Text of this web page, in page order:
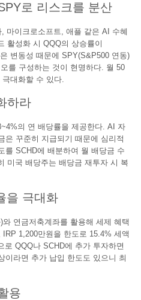
로 리스크를 분산
마이크로소프트, 애플 같은 AI 수혜
활성화 시 QQQ의 상승률이
변동성 때문에 SPY(S&P500 연동)
를 구성하는 것이 현명하다. 월 50
대화할 수 있다.
하라
의 연 배당률을 제공한다. AI 자
은 꾸준히 지급되기 때문에 심리적
를 SCHD에 배분하여 월 배당금 수
미국 배당주는 배당금 재투자 시 복
을 극대화
연금저축계좌를 활용해 세제 혜택
1,200만원을 한도로 15.4% 세액
QQQ나 SCHD에 추가 투자하면
이라면 추가 납입 한도도 있으니 최
용